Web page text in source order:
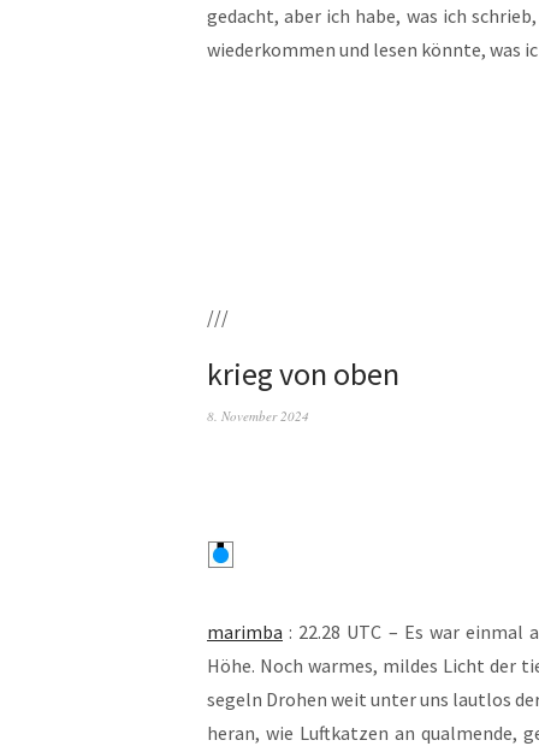
gedacht, aber ich habe, was ich
wie­der­kom­men und lesen könn­te, was
///
krieg von oben
8. November 2024
marim­ba : 22.28 UTC – Es war
Höhe. Noch war­mes, mil­des Licht der
segeln Dro­hen weit unter uns laut­los
her­an, wie Luft­kat­zen an qual­men­de,